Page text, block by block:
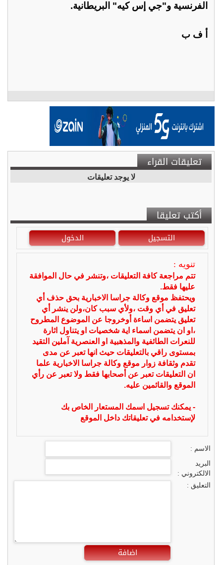
الفرنسية و"جي إس كيه" البريطانية.
أ ف ب
تعليقات القراء
لا يوجد تعليقات
أكتب تعليقا
التسجيل الدخول
تنويه :
تتم مراجعة كافة التعليقات ،وتنشر في حال الموافقة
عليها فقط.
ويحتفظ موقع وكالة جراسا الاخبارية بحق حذف أي
تعليق في أي وقت ،ولأي سبب كان،ولن ينشر أي
تعليق يتضمن اساءة أوخروجا عن الموضوع المطروح
،او ان يتضمن اسماء اية شخصيات او يتناول اثارة
للنعرات الطائفية والمذهبية او العنصرية آملين التقيد
بمستوى راقي بالتعليقات حيث انها تعبر عن مدى
تقدم وثقافة زوار موقع وكالة جراسا الاخبارية علما
ان التعليقات تعبر عن أصحابها فقط ولا تعبر عن رأي
الموقع والقائمين عليه.
- يمكنك تسجيل اسمك المستعار الخاص بك
لإستخدامه في تعليقاتك داخل الموقع
الاسم :
البريد
الالكتروني :
التعليق :
اضافة